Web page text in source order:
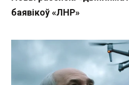
баявікоў «ЛНР»